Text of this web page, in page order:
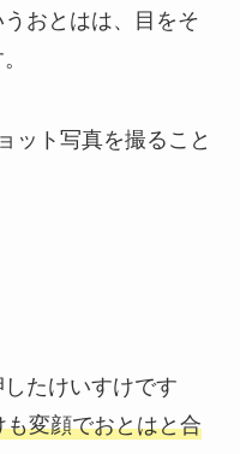
おとはは、目をそ
ット写真を撮ること
たけいすけです
も変顔でおとはと合